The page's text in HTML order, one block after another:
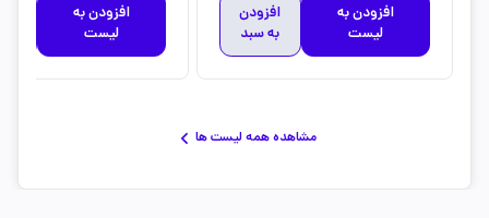
افزودن به
لیست
افزودن
به سبد
افزودن به
لیست
مشاهده همه لیست ها